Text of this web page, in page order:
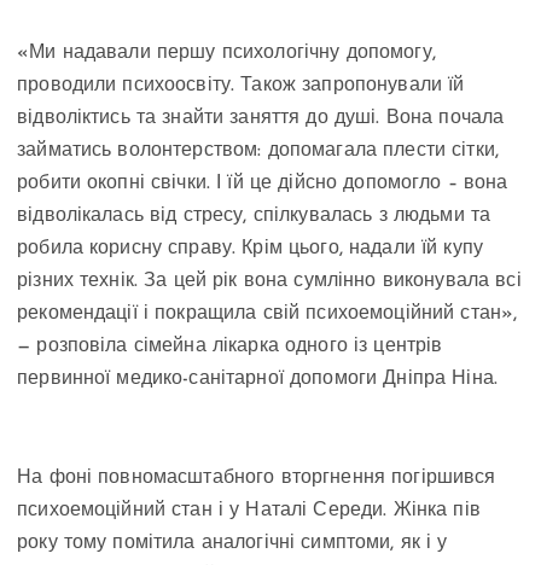
«Ми надавали першу психологічну допомогу,
проводили психоосвіту. Також запропонували їй
відволіктись та знайти заняття до душі. Вона почала
займатись волонтерством: допомагала плести сітки,
робити окопні свічки. І їй це дійсно допомогло – вона
відволікалась від стресу, спілкувалась з людьми та
робила корисну справу. Крім цього, надали їй купу
різних технік. За цей рік вона сумлінно виконувала всі
рекомендації і покращила свій психоемоційний стан»,
— розповіла сімейна лікарка одного із центрів
первинної медико-санітарної допомоги Дніпра Ніна.
На фоні повномасштабного вторгнення погіршився
психоемоційний стан і у Наталі Середи. Жінка пів
року тому помітила аналогічні симптоми, як і у